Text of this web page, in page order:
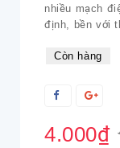
nhiều mạch
định, bền với
Còn hàng
4.000₫